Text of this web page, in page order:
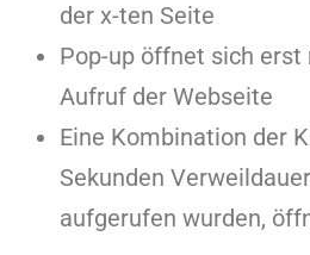
der x-ten Seite
Pop-up öffnet sich erst
Aufruf der Webseite
Eine Kombination der
Sekunden
aufgerufen wurden,